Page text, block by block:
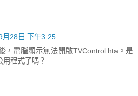
月28日 下午3:25
，電腦顯示無法開啟TVControl.hta。是
用程式了嗎？